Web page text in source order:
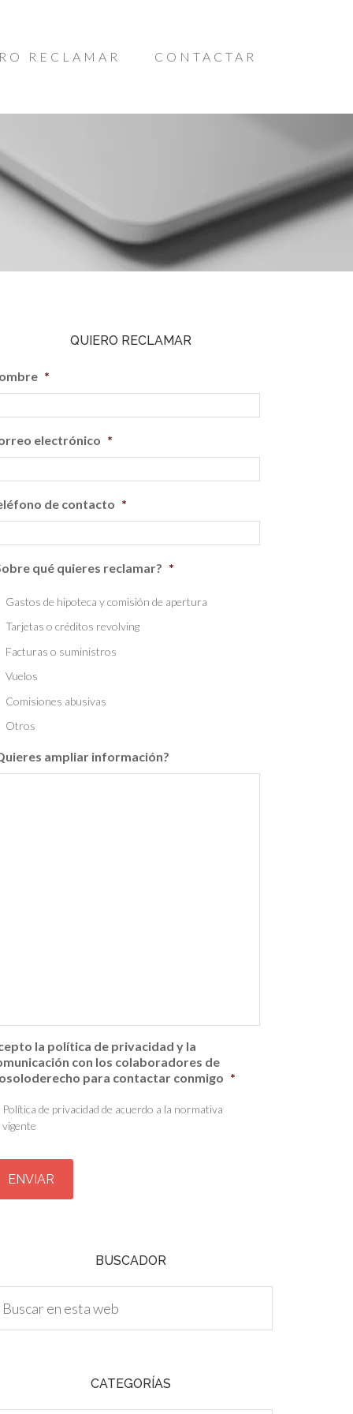
RECLAMAR CONTACTAR
QUIERO RECLAMAR
*
electrónico *
de contacto *
qué quieres reclamar? *
Gastos de hipoteca y comisión de apertura
Tarjetas o créditos revolving
Facturas o suministros
Vuelos
Comisiones abusivas
Otros
ampliar información?
la política de privacidad y la
con los colaboradores de
para contactar conmigo *
Política de privacidad de acuerdo a la normativa
vigente
BUSCADOR
CATEGORÍAS